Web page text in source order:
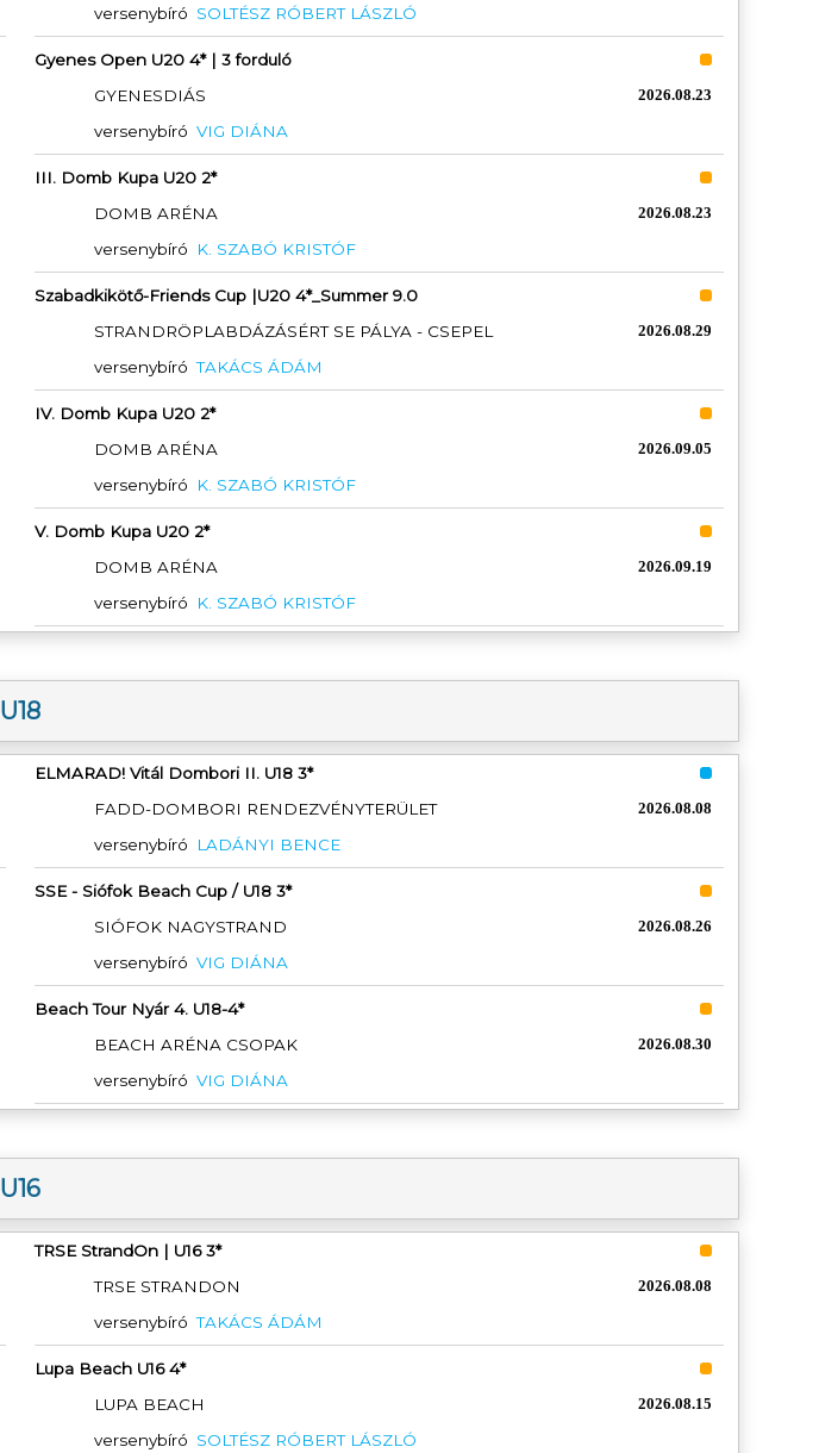
versenybíró SOLTÉSZ RÓBERT LÁSZLÓ
Gyenes Open U20 4* | 3 forduló
GYENESDIÁS
2026.08.23
versenybíró VIG DIÁNA
III. Domb Kupa U20 2*
DOMB ARÉNA
2026.08.23
versenybíró K. SZABÓ KRISTÓF
Szabadkikötő-Friends Cup |U20 4*_Summer 9.0
STRANDRÖPLABDÁZÁSÉRT SE PÁLYA - CSEPEL
2026.08.29
versenybíró TAKÁCS ÁDÁM
IV. Domb Kupa U20 2*
DOMB ARÉNA
2026.09.05
versenybíró K. SZABÓ KRISTÓF
V. Domb Kupa U20 2*
DOMB ARÉNA
2026.09.19
versenybíró K. SZABÓ KRISTÓF
U18
ELMARAD! Vitál Dombori II. U18 3*
FADD-DOMBORI RENDEZVÉNYTERÜLET
2026.08.08
versenybíró LADÁNYI BENCE
SSE - Siófok Beach Cup / U18 3*
SIÓFOK NAGYSTRAND
2026.08.26
versenybíró VIG DIÁNA
Beach Tour Nyár 4. U18-4*
BEACH ARÉNA CSOPAK
2026.08.30
versenybíró VIG DIÁNA
U16
TRSE StrandOn | U16 3*
TRSE STRANDON
2026.08.08
versenybíró TAKÁCS ÁDÁM
Lupa Beach U16 4*
LUPA BEACH
2026.08.15
versenybíró SOLTÉSZ RÓBERT LÁSZLÓ